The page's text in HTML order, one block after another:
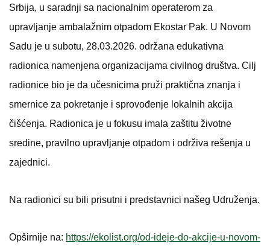
Srbija, u saradnji sa nacionalnim operaterom za
upravljanje ambalažnim otpadom Ekostar Pak. U Novom
Sadu je u subotu, 28.03.2026. održana edukativna
radionica namenjena organizacijama civilnog društva. Cilj
radionice bio je da učesnicima pruži praktična znanja i
smernice za pokretanje i sprovođenje lokalnih akcija
čišćenja. Radionica je u fokusu imala zaštitu životne
sredine, pravilno upravljanje otpadom i održiva rešenja u
zajednici.
Na radionici su bili prisutni i predstavnici našeg Udruženja.
Opširnije na: https://ekolist.org/od-ideje-do-akcije-u-novom-